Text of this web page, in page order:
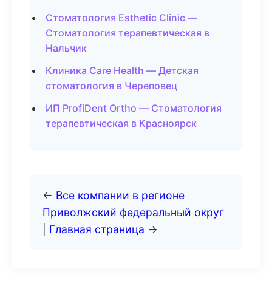
Стоматология Esthetic Clinic —
Стоматология терапевтическая в
Нальчик
Клиника Care Health — Детская
стоматология в Череповец
ИП ProfiDent Ortho — Стоматология
терапевтическая в Красноярск
← Все компании в регионе
Приволжский федеральный округ
Главная страница →